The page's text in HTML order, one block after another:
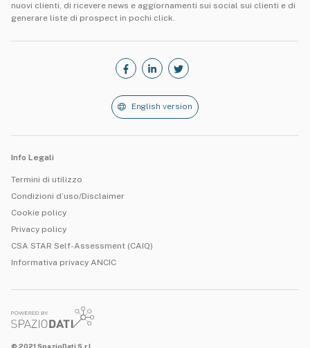
nuovi clienti, di ricevere news e aggiornamenti sui social sui clienti e di
generare liste di prospect in pochi click.
English version
Info Legali
Termini di utilizzo
Condizioni d’uso/Disclaimer
Cookie policy
Privacy policy
CSA STAR Self-Assessment (CAIQ)
Informativa privacy ANCIC
© 2021 SpazioDati S.r.l